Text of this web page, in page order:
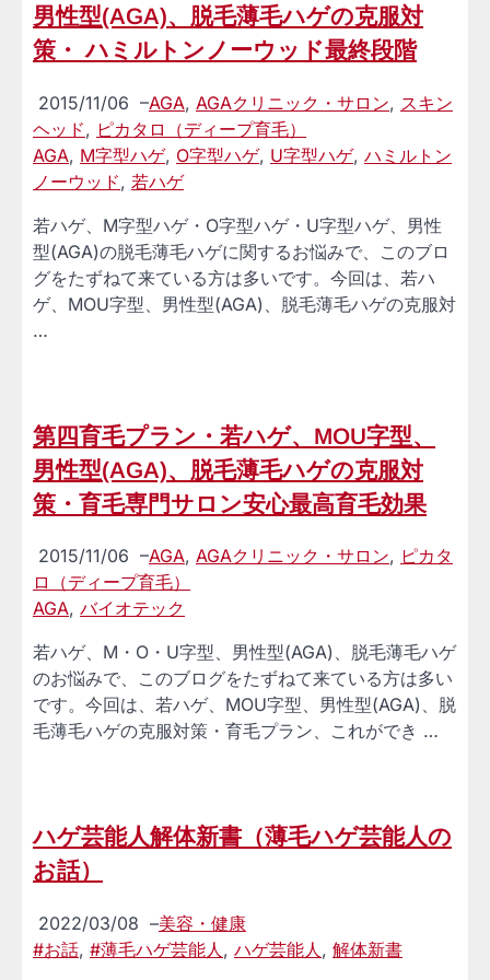
男性型(AGA)、脱毛薄毛ハゲの克服対
策・ ハミルトンノーウッド最終段階
2015/11/06 –AGA, AGAクリニック・サロン, スキン
ヘッド, ピカタロ（ディープ育毛）
AGA, M字型ハゲ, O字型ハゲ, U字型ハゲ, ハミルトン
ノーウッド, 若ハゲ
若ハゲ、M字型ハゲ・O字型ハゲ・U字型ハゲ、男性
型(AGA)の脱毛薄毛ハゲに関するお悩みで、このブロ
グをたずねて来ている方は多いです。今回は、若ハ
ゲ、MOU字型、男性型(AGA)、脱毛薄毛ハゲの克服対
…
第四育毛プラン・若ハゲ、MOU字型、
男性型(AGA)、脱毛薄毛ハゲの克服対
策・育毛専門サロン安心最高育毛効果
2015/11/06 –AGA, AGAクリニック・サロン, ピカタ
ロ（ディープ育毛）
AGA, バイオテック
若ハゲ、M・O・U字型、男性型(AGA)、脱毛薄毛ハゲ
のお悩みで、このブログをたずねて来ている方は多い
です。今回は、若ハゲ、MOU字型、男性型(AGA)、脱
毛薄毛ハゲの克服対策・育毛プラン、これができ …
ハゲ芸能人解体新書（薄毛ハゲ芸能人の
お話）
2022/03/08 –美容・健康
#お話, #薄毛ハゲ芸能人 , ハゲ芸能人 , 解体新書